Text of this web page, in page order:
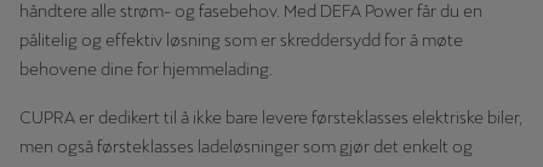
håndtere alle strøm- og fasebehov. Med DEFA Power får du en
pålitelig og effektiv løsning som er skreddersydd for å møte
behovene dine for hjemmelading.
CUPRA er dedikert til å ikke bare levere førsteklasses elektriske biler,
men også førsteklasses ladeløsninger som gjør det enkelt og